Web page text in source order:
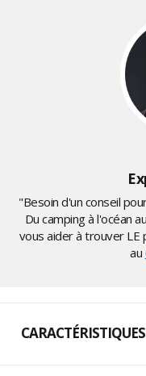
"Besoin d'un conseil
Du camping à l'océan
vous aider à trouver LE
au
CARACTÉRISTIQUES